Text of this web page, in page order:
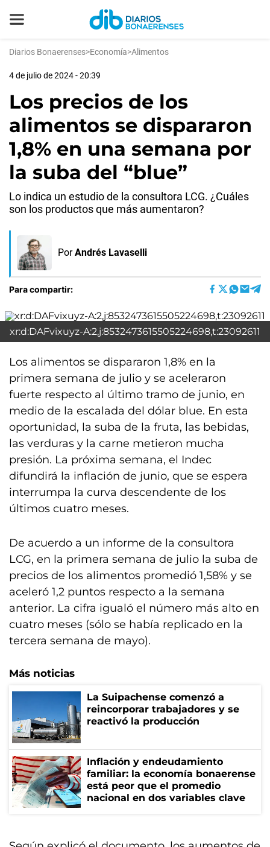
Diarios Bonaerenses>Economía>Alimentos
4 de julio de 2024 - 20:39
Los precios de los
alimentos se dispararon
1,8% en una semana por
la suba del “blue”
Lo indica un estudio de la consultora LCG. ¿Cuáles
son los productos que más aumentaron?
Por Andrés Lavaselli
Para compartir:
xr:d:DAFvixuyz-A:2,j:8532473615505224698,t:23092611
Los alimentos se dispararon 1,8% en la
primera semana de julio y se aceleraron
fuerte respecto al último tramo de junio, en
medio de la escalada del dólar blue. En esta
oportunidad, la suba de la fruta, las bebidas,
las verduras y la carne metieron mucha
presión. La próxima semana, el Indec
difundirá la inflación de junio, que se espera
interrumpa la curva descendente de los
últimos cuatro meses.
De acuerdo a un informe de la consultora
LCG, en la primera semana de julio la suba de
precios de los alimentos promedió 1,58% y se
aceleró 1,2 puntos respecto a la semana
anterior. La cifra igualó el número más alto en
cuatro meses (sólo se había replicado en la
tercera semana de mayo).
Más noticias
La Suipachense comenzó a
reincorporar trabajadores y se
reactivó la producción
Inflación y endeudamiento
familiar: la economía bonaerense
está peor que el promedio
nacional en dos variables clave